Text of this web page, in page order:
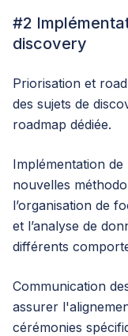
#2
discovery
Priorisation et
des sujets de
roadmap dédiée.
Implémentation
nouvelles
l’organisation de
et l’analyse de
différents
Communication
assurer
cérémonies